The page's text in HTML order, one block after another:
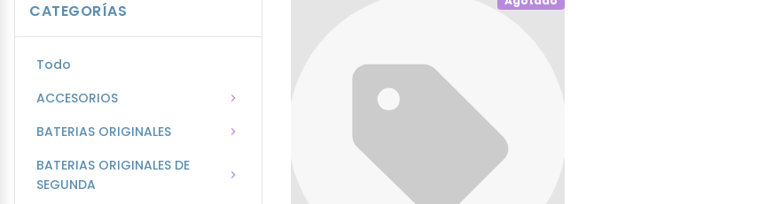
CATEGORÍAS
Todo
ACCESORIOS
BATERIAS ORIGINALES
BATERIAS ORIGINALES DE
SEGUNDA